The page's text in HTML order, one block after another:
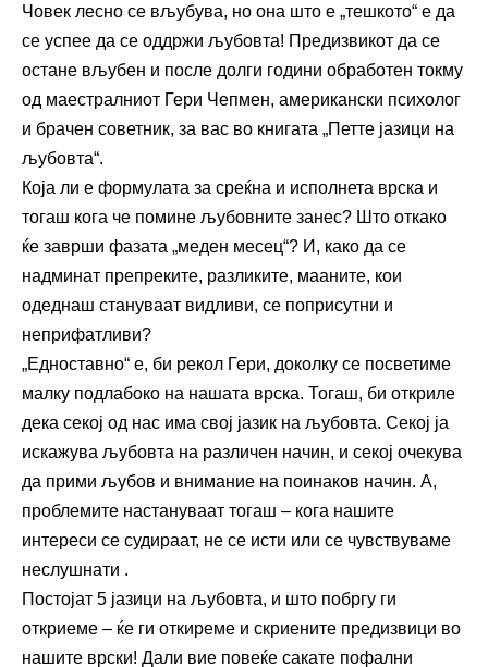
Човек лесно се вљубува, но она што е „тешкото“ е да
се успее да се оддржи љубовта! Предизвикот да се
остане вљубен и после долги години обработен токму
од маестралниот Гери Чепмен, американски психолог
и брачен советник, за вас во книгата „Петте јазици на
љубовта“.
Која ли е формулата за среќна и исполнета врска и
тогаш кога че помине љубовните занес? Што откако
ќе заврши фазата „меден месец“? И, како да се
надминат препреките, разликите, мааните, кои
одеднаш стануваат видливи, се поприсутни и
неприфатливи?
„Едноставно“ е, би рекол Гери, доколку се посветиме
малку подлабоко на нашата врска. Тогаш, би откриле
дека секој од нас има свој јазик на љубовта. Секој ја
искажува љубовта на различен начин, и секој очекува
да прими љубов и внимание на поинаков начин. А,
проблемите настануваат тогаш – кога нашите
интереси се судираат, не се исти или се чувствуваме
неслушнати .
Постојат 5 јазици на љубовта, и што побргу ги
откриеме – ќе ги откиреме и скриените предизвици во
нашите врски! Дали вие повеќе сакате пофални